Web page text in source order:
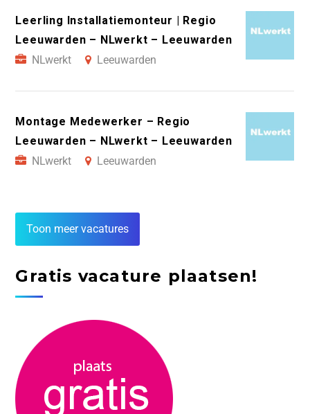
Leerling Installatiemonteur | Regio
Leeuwarden – NLwerkt – Leeuwarden
NLwerkt
Leeuwarden
Montage Medewerker – Regio
Leeuwarden – NLwerkt – Leeuwarden
NLwerkt
Leeuwarden
Toon meer vacatures
Gratis vacature plaatsen!